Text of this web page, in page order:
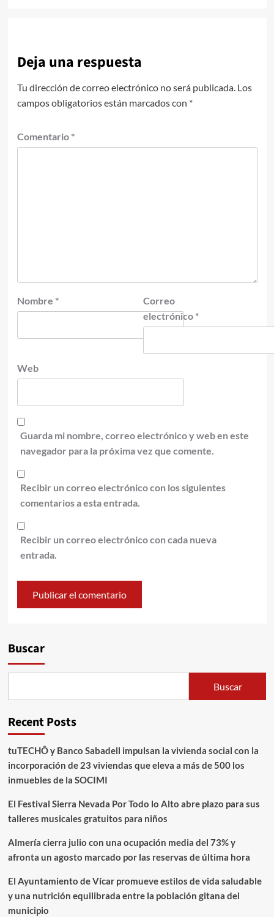
Deja una respuesta
Tu dirección de correo electrónico no será publicada. Los
campos obligatorios están marcados con *
Comentario *
Nombre *
Correo
electrónico *
Web
Guarda mi nombre, correo electrónico y web en este
navegador para la próxima vez que comente.
Recibir un correo electrónico con los siguientes
comentarios a esta entrada.
Recibir un correo electrónico con cada nueva
entrada.
Buscar
Buscar
Recent Posts
tuTECHÔ y Banco Sabadell impulsan la vivienda social con la
incorporación de 23 viviendas que eleva a más de 500 los
inmuebles de la SOCIMI
El Festival Sierra Nevada Por Todo lo Alto abre plazo para sus
talleres musicales gratuitos para niños
Almería cierra julio con una ocupación media del 73% y
afronta un agosto marcado por las reservas de última hora
El Ayuntamiento de Vícar promueve estilos de vida saludable
y una nutrición equilibrada entre la población gitana del
municipio